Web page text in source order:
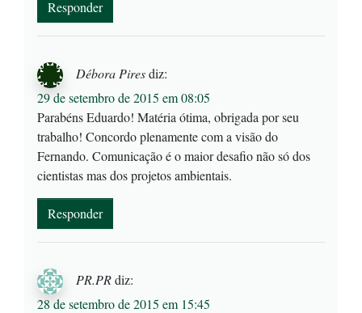
Responder
Débora Piresdiz:
29 de setembro de 2015 em 08:05
Parabéns Eduardo! Matéria ótima, obrigada por seu
trabalho! Concordo plenamente com a visão do
Fernando. Comunicação é o maior desafio não só dos
cientistas mas dos projetos ambientais.
Responder
PR.PRdiz:
28 de setembro de 2015 em 15:45